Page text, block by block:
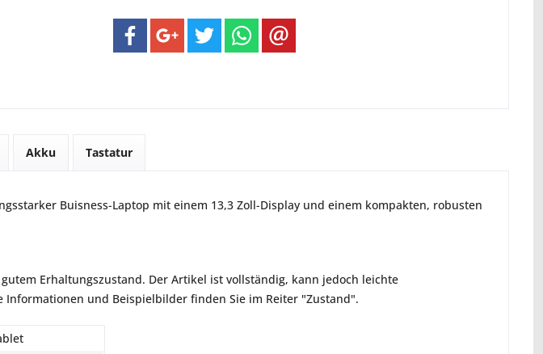
Akku Tastatur
Buisness-Laptop mit einem 13,3 Zoll-Display und einem kompakten, robusten
Erhaltungszustand. Der Artikel ist vollständig, kann jedoch leichte
und Beispielbilder finden Sie im Reiter "Zustand".